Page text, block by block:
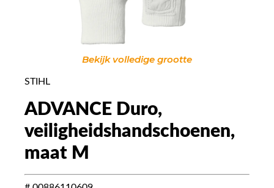
Bekijk volledige grootte
STIHL
ADVANCE Duro,
veiligheidshandschoenen,
maat M